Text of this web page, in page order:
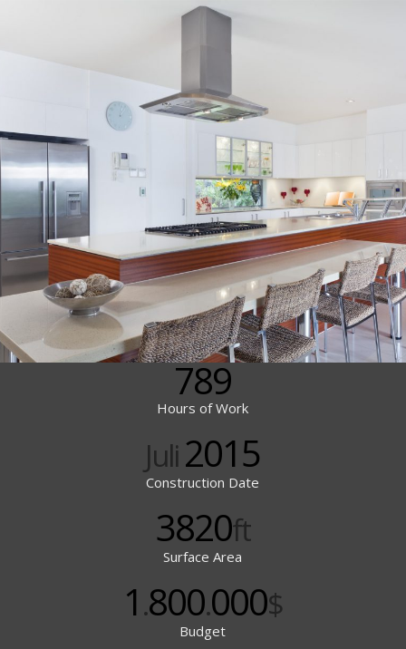
789
Hours of Work
Juli2015
Construction Date
3820ft
Surface Area
1.800.000$
Budget